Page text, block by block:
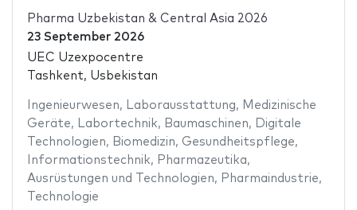
Pharma Uzbekistan & Central Asia 2026
23 September 2026
UEC Uzexpocentre
Tashkent, Usbekistan
Ingenieurwesen, Laborausstattung, Medizinische
Geräte, Labortechnik, Baumaschinen, Digitale
Technologien, Biomedizin, Gesundheitspflege,
Informationstechnik, Pharmazeutika,
Ausrüstungen und Technologien, Pharmaindustrie,
Technologie